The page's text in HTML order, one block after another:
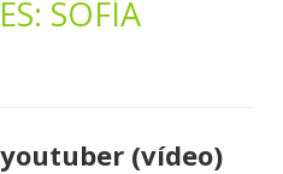
SOFÍA
(vídeo)